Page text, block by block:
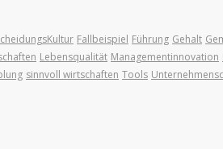
Fallbeispiel Führung Gehalt
Lebensqualität Managementinnovation
sinnvoll wirtschaften Tools